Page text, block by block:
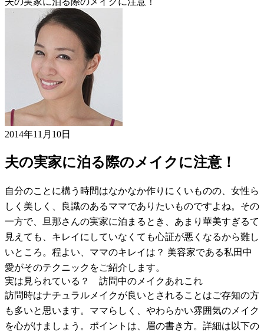
2014年11月10日
夫の実家に泊る際のメイクに注意！
自分のことに構う時間はなかなか作りにくいものの、女性ら
しく美しく、良識のあるママでありたいものですよね。その
一方で、旦那さんの実家に泊まるとき、あまり華美すぎるて
見えても、キレイにしていなくても心証が悪くなるから難し
いところ。程よい、ママのキレイは？ 美容家である私田中
愛がそのテクニックをご紹介します。
実は見られている？ 訪問中のメイクあれこれ
訪問時はナチュラルメイクが良いとされることはご存知の方
も多いと思います。ママらしく、やわらかい雰囲気のメイク
を心がけましょう。ポイントは、眉の書き方。詳細は以下の